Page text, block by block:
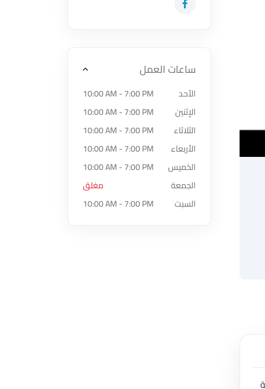
زيارة حساب المتجر على Facebook-f
ساعات العمل
الأحد
10:00 AM - 7:00 PM
الإثنين
10:00 AM - 7:00 PM
الثلاثاء
10:00 AM - 7:00 PM
الأربعاء
10:00 AM - 7:00 PM
الخميس
10:00 AM - 7:00 PM
الجمعة
مغلق
السبت
10:00 AM - 7:00 PM